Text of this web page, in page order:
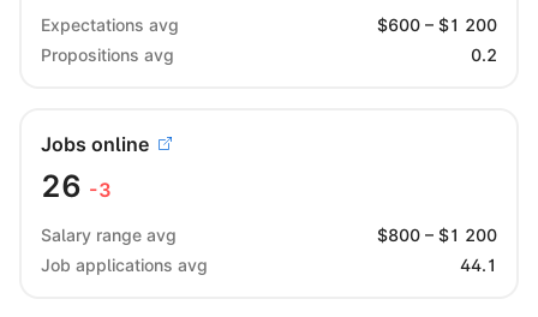
Expectations avg $600 – $1 200
Propositions avg
0.2
Jobs online
26 -3
Salary range avg $800 – $1 200
Job applications avg
44.1